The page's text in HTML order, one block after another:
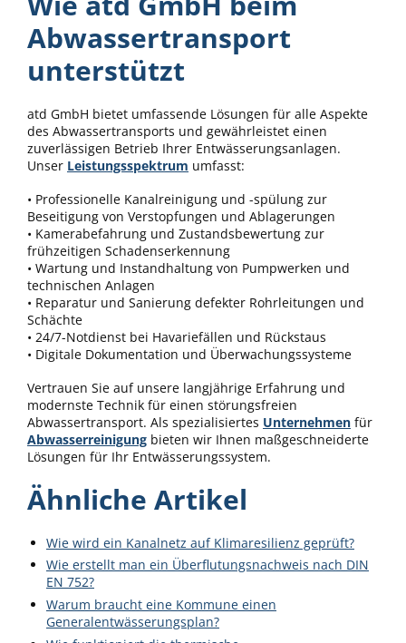
Abwassertransport
unterstützt
atd GmbH bietet umfassende Lösungen für alle Aspekte
des Abwassertransports und gewährleistet einen
zuverlässigen Betrieb Ihrer Entwässerungsanlagen.
Unser Leistungsspektrum umfasst:
• Professionelle Kanalreinigung und -spülung zur
Beseitigung von Verstopfungen und Ablagerungen
• Kamerabefahrung und Zustandsbewertung zur
frühzeitigen Schadenserkennung
• Wartung und Instandhaltung von Pumpwerken und
technischen Anlagen
• Reparatur und Sanierung defekter Rohrleitungen und
Schächte
• 24/7-Notdienst bei Havariefällen und Rückstaus
• Digitale Dokumentation und Überwachungssysteme
Vertrauen Sie auf unsere langjährige Erfahrung und
modernste Technik für einen störungsfreien
Abwassertransport. Als spezialisiertes Unternehmen für
Abwasserreinigung bieten wir Ihnen maßgeschneiderte
Lösungen für Ihr Entwässerungssystem.
Ähnliche Artikel
Wie wird ein Kanalnetz auf Klimaresilienz geprüft?
Wie erstellt man ein Überflutungsnachweis nach DIN
EN 752?
Warum braucht eine Kommune einen
Generalentwässerungsplan?